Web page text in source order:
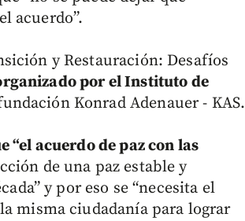
acuerdo”.
y Restauración: Desafíos
por el Instituto de
Konrad Adenauer - KAS.
“el acuerdo de paz con las
de una paz estable y
y por eso se “necesita el
misma ciudadanía para lograr